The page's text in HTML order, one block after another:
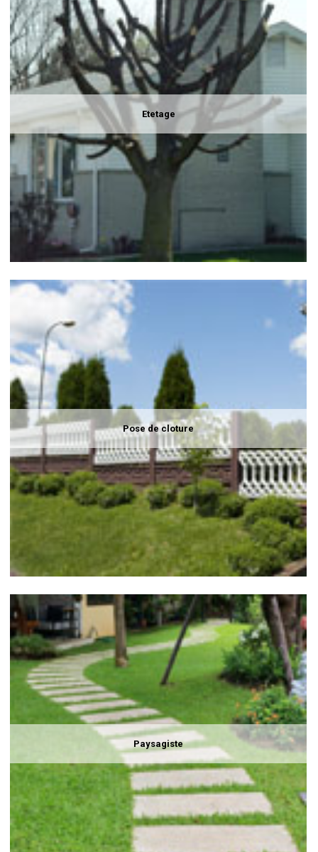
Etetage
Pose de cloture
Paysagiste